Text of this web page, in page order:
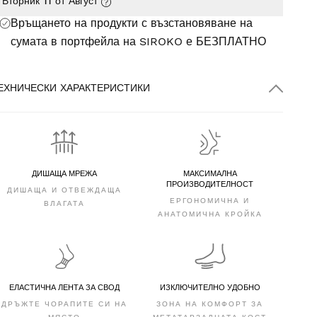
Връщането на продукти с възстановяване на
сумата в портфейла на SIROKO е БЕЗПЛАТНО
ХАРАКТЕРИСТИКИ
ДИШАЩА МРЕЖА
ДИШАЩА И ОТВЕЖДАЩА
ВЛАГАТА
МАКСИМАЛНА
ПРОИЗВОДИТЕЛНОСТ
ЕРГОНОМИЧНА И
АНАТОМИЧНА КРОЙКА
ЕЛАСТИЧНА ЛЕНТА ЗА СВОД
ДРЪЖТЕ ЧОРАПИТЕ СИ НА
ИЗКЛЮЧИТЕЛНО УДОБНО
ЗОНА НА КОМФОРТ ЗА